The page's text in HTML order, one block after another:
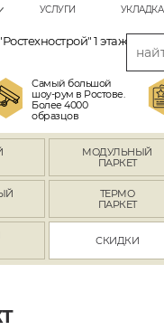
УСЛУГИ УКЛАДКА
1 этаж
Самый большой
шоу-рум в Ростове.
Более 4000
образцов
МОДУЛЬНЫЙ
ПАРКЕТ
ТЕРМО
ПАРКЕТ
СКИДКИ